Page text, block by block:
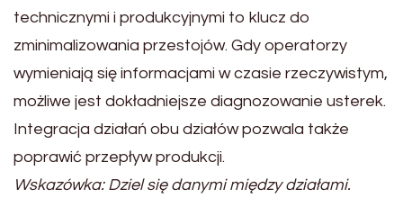
technicznymi i produkcyjnymi to klucz do
zminimalizowania przestojów. Gdy operatorzy
wymieniają się informacjami w czasie rzeczywistym,
możliwe jest dokładniejsze diagnozowanie usterek.
Integracja działań obu działów pozwala także
poprawić przepływ produkcji.
Wskazówka: Dziel się danymi między działami.